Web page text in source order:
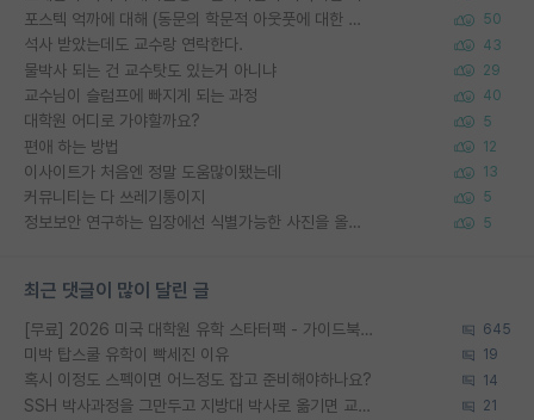
포스텍 억까에 대해 (동문의 학문적 아웃풋에 대한 반박) 50
석사 받았는데도 교수랑 연락한다. 43
물박사 되는 건 교수탓도 있는거 아니냐 29
교수님이 슬럼프에 빠지게 되는 과정 40
대학원 어디로 가야할까요? 5
편애 하는 방법 12
이사이트가 처음엔 정말 도움많이됐는데 13
커뮤니티는 다 쓰레기통이지 5
정보보안 연구하는 입장에선 식별가능한 사진을 올리는건 비추이긴함 5
최근 댓글이 많이 달린 글
[무료] 2026 미국 대학원 유학 스타터팩 - 가이드북 & 합격자 컨택메일 템플릿 645
미박 탑스쿨 유학이 빡세진 이유 19
혹시 이정도 스펙이면 어느정도 잡고 준비해야하나요? 14
SSH 박사과정을 그만두고 지방대 박사로 옮기면 교수의 꿈은 끝일까요? 21